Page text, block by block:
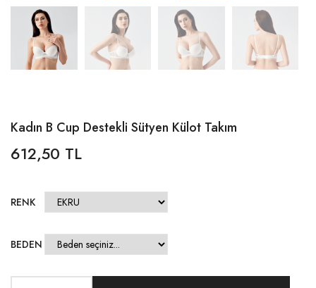
Kadın B Cup Destekli Sütyen Külot Takım
612,50 TL
RENK
BEDEN